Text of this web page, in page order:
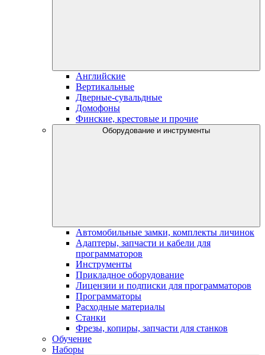
Английские
Вертикальные
Дверные-сувальдные
Домофоны
Финские, крестовые и прочие
Оборудование и инструменты
Автомобильные замки, комплекты личинок
Адаптеры, запчасти и кабели для
программаторов
Инструменты
Прикладное оборудование
Лицензии и подписки для программаторов
Программаторы
Расходные материалы
Станки
Фрезы, копиры, запчасти для станков
Обучение
Наборы